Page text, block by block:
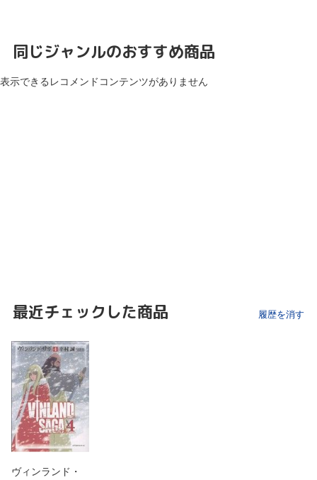
同じジャンルのおすすめ商品
表示できるレコメンドコンテンツがありません
最近チェックした商品 履歴を消す
ヴィンランド・